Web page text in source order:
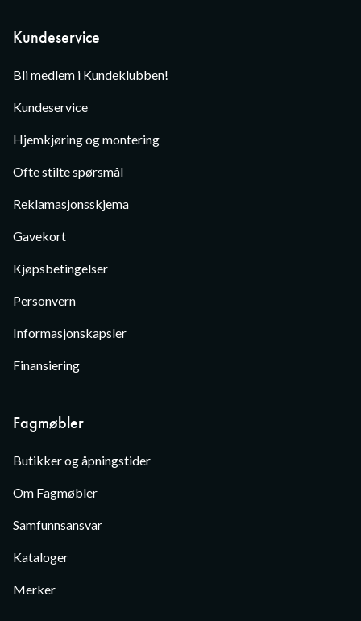
Kundeservice
Bli medlem i Kundeklubben!
Kundeservice
Hjemkjøring og montering
Ofte stilte spørsmål
Reklamasjonsskjema
Gavekort
Kjøpsbetingelser
Personvern
Informasjonskapsler
Finansiering
Fagmøbler
Butikker og åpningstider
Om Fagmøbler
Samfunnsansvar
Kataloger
Merker